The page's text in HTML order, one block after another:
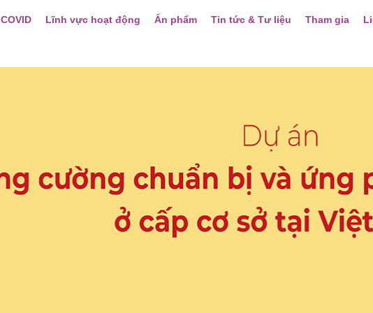
Lĩnh vực hoạt động Ấn phẩm Tin tức & Tư liệu Tham gia